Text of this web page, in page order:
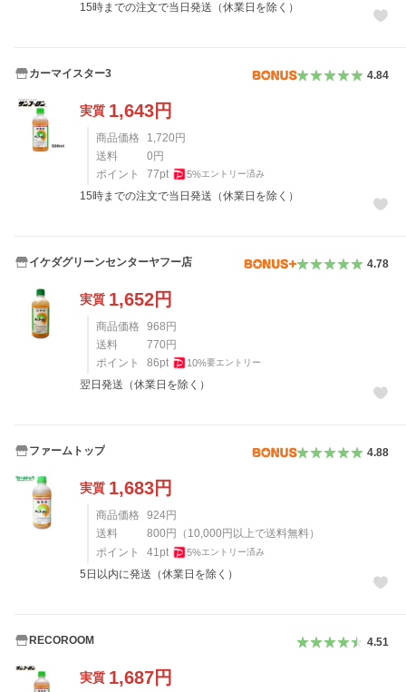
15時までの注文で当日発送（休業日を除く）
カーマイスター3 4.84
実質 1,643円
商品価格 1,720 円
送料
0 円
ポイント
77pt 5%エントリー済み
15時までの注文で当日発送（休業日を除く）
イケダグリーンセンターヤフー店 4.78
実質 1,652円
商品価格 968 円
送料
770 円
ポイント
86pt 10%要エントリー
翌日発送（休業日を除く）
ファームトップ 4.88
実質 1,683円
商品価格 924円
送料
800 円 （ 10,000 円以上で送料無料）
ポイント
41pt 5%エントリー済み
5日以内に発送（休業日を除く）
RECOROOM 4.51
実質 1,687円